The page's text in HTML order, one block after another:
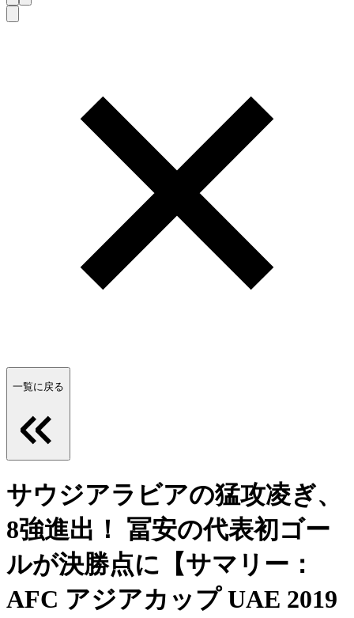
一覧に戻る
サウジアラビアの猛攻凌ぎ、
8強進出！ 冨安の代表初ゴー
ルが決勝点に【サマリー：
AFC アジアカップ UAE 2019